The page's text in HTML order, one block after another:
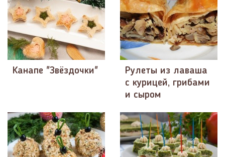
Канапе "Звёздочки"
Рулеты из лаваша
с курицей, грибами
и сыром